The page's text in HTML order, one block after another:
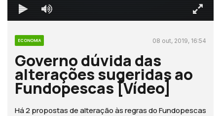
ECONOMIA 08 out, 2019, 16:54
Governo dúvida das
alterações sugeridas ao
Fundopescas [Vídeo]
Há 2 propostas de alteração às regras do Fundopescas